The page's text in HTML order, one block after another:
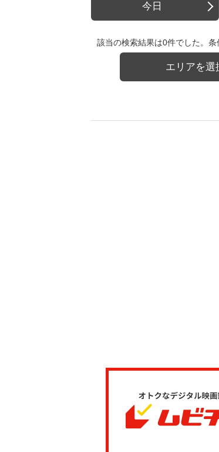
今日
該当の検索結果は0件でした。条
エリアを選